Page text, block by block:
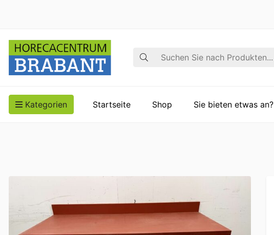
Suche
Kategorien Startseite Shop Sie bieten etwas an?